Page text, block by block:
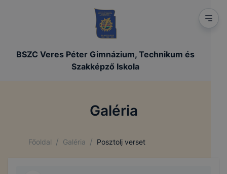
BSZC Veres Péter Gimnázium, Technikum és
Szakképző Iskola
Galéria
Főoldal / Galéria / Posztolj verset